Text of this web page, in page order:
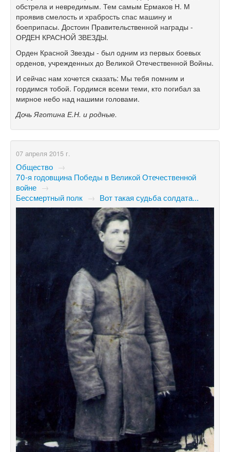
обстрела и невредимым. Тем самым Ермаков Н. М
проявив смелость и храбрость спас машину и
боеприпасы. Достоин Правительственной награды -
ОРДЕН КРАСНОЙ ЗВЕЗДЫ.
Орден Красной Звезды - был одним из первых боевых
орденов, учрежденных до Великой Отечественной Войны.
И сейчас нам хочется сказать: Мы тебя помним и
гордимся тобой. Гордимся всеми теми, кто погибал за
мирное небо над нашими головами.
Дочь Яготина Е.Н. и родные.
07 апреля 2015 г.
Общество →
70-я годовщина Победы в Великой Отечественной
войне →
Бессмертный полк → Вот такая судьба солдата...